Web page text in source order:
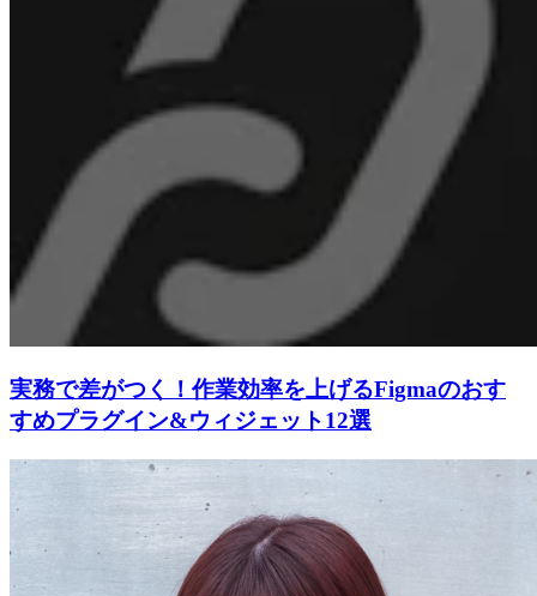
実務で差がつく！作業効率を上げるFigmaのおす
すめプラグイン&ウィジェット12選